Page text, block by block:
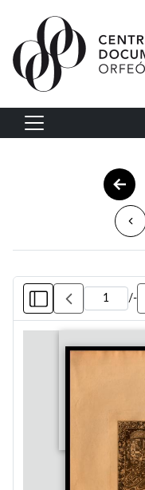
Vés al contingut
Navegació
/-